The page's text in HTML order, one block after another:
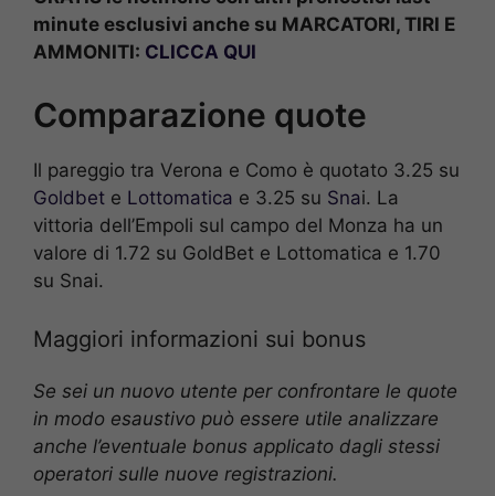
minute esclusivi anche su MARCATORI, TIRI E
AMMONITI: CLICCA QUI
Comparazione quote
Il pareggio tra Verona e Como è quotato 3.25 su
Goldbet e Lottomatica e 3.25 su Snai. La
vittoria dell’Empoli sul campo del Monza ha un
valore di 1.72 su GoldBet e Lottomatica e 1.70
su Snai.
Maggiori informazioni sui bonus
Se sei un nuovo utente per confrontare le quote
in modo esaustivo può essere utile analizzare
anche l’eventuale bonus applicato dagli stessi
operatori sulle nuove registrazioni.